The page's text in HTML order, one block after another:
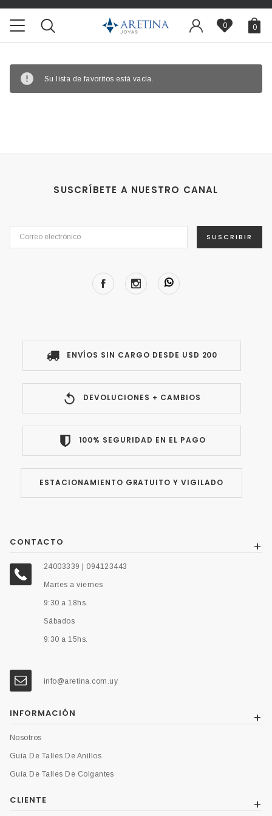
0 0
Su lista de favoritos está vacía.
SUSCRÍBETE A NUESTRO CANAL
SUSCRIBIR
ENVÍOS SIN CARGO DESDE U$D 200
DEVOLUCIONES + CAMBIOS
100% SEGURIDAD EN EL PAGO
ESTACIONAMIENTO GRATUITO Y VIGILADO
CONTACTO
24003339 | 094123443
Martes a viernes
9:30 a 18hs.
Sábados
9:30 a 15hs.
info@aretina.com.uy
INFORMACIÓN
Nosotros
Guía De Talles De Anillos
Guía De Talles De Colgantes
CLIENTE